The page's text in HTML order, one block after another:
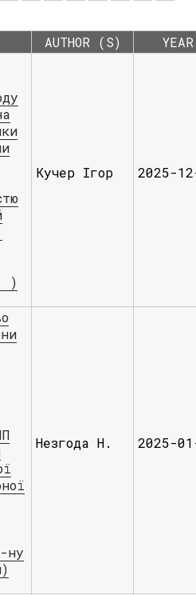
AUTHOR (S) YEAR
)
Кучер Ігор 2025-
ну
Незгода Н. 2025-